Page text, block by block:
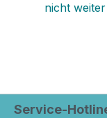
nicht
Service-